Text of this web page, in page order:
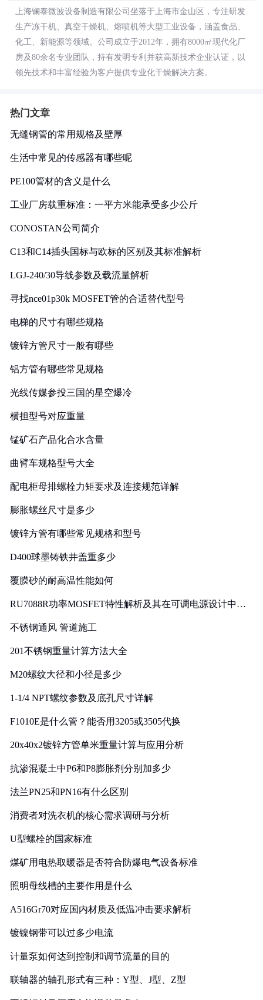
上海镧泰微波设备制造有限公司坐落于上海市金山区，专注研发
生产冻干机、真空干燥机、熔喷机等大型工业设备，涵盖食品、
化工、新能源等领域。公司成立于2012年，拥有8000㎡现代化厂
房及80余名专业团队，持有发明专利并获高新技术企业认证，以
领先技术和丰富经验为客户提供专业化干燥解决方案。
热门文章
无缝钢管的常用规格及壁厚
生活中常见的传感器有哪些呢
PE100管材的含义是什么
工业厂房载重标准：一平方米能承受多少公斤
CONOSTAN公司简介
C13和C14插头国标与欧标的区别及其标准解析
LGJ-240/30导线参数及载流量解析
寻找nce01p30k MOSFET管的合适替代型号
电梯的尺寸有哪些规格
镀锌方管尺寸一般有哪些
铝方管有哪些常见规格
光线传媒参投三国的星空爆冷
横担型号对应重量
锰矿石产品化合水含量
曲臂车规格型号大全
配电柜母排螺栓力矩要求及连接规范详解
膨胀螺丝尺寸是多少
镀锌方管有哪些常见规格和型号
D400球墨铸铁井盖重多少
覆膜砂的耐高温性能如何
RU7088R功率MOSFET特性解析及其在可调电源设计中的
不锈钢通风 管道施工
201不锈钢重量计算方法大全
M20螺纹大径和小径是多少
1-1/4 NPT螺纹参数及底孔尺寸详解
F1010E是什么管？能否用3205或3505代换
20x40x2镀锌方管单米重量计算与应用分析
抗渗混凝土中P6和P8膨胀剂分别加多少
法兰PN25和PN16有什么区别
消费者对洗衣机的核心需求调研与分析
U型螺栓的国家标准
煤矿用电热取暖器是否符合防爆电气设备标准
照明母线槽的主要作用是什么
A516Gr70对应国内材质及低温冲击要求解析
镀镍钢带可以过多少电流
计量泵如何达到控制和调节流量的目的
联轴器的轴孔形式有三种：Y型、J型、Z型